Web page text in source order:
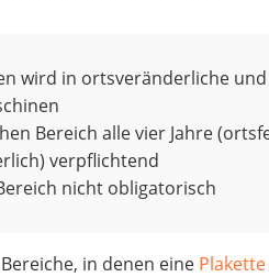
wird in ortsveränderliche
Bereich alle vier Jahre
verpflichtend
nicht obligatorisch
in denen eine